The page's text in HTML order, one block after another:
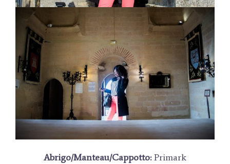
Abrigo/Manteau/Cappotto:Primark